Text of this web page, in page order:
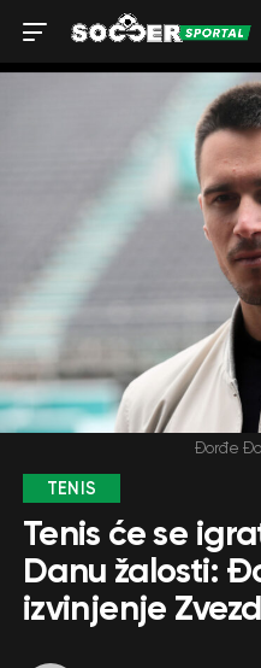
Đorđe
TENIS
Tenis će se
Danu žalosti:
izvinjenje